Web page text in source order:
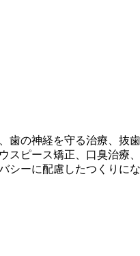
の神経を守る治療、抜
ピース矯正、口臭治療
ーに配慮したつくりに